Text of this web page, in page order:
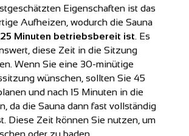
Eigenschaften ist das
Aufheizen, wodurch die Sauna
25 Minuten betriebsbereit ist. Es
diese Zeit in die Sitzung
Wenn Sie eine 30-minütige
wünschen, sollten Sie 45
und nach 15 Minuten in die
da die Sauna dann fast vollständig
Diese Zeit können Sie nutzen, um